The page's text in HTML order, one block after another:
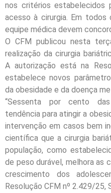
nos critérios estabelecidos
acesso à cirurgia. Em todos
equipe médica devem
O CFM publicou nesta
realização da cirurgia
A autorização está na
estabelece novos
da obesidade e da doença
“Sessenta por cento
tendência para atingir a
intervenção em casos bem
científica que a cirurgia
população, como
de peso durável, melhora as
crescimento dos
Resolução CFM nº 2.429/25,